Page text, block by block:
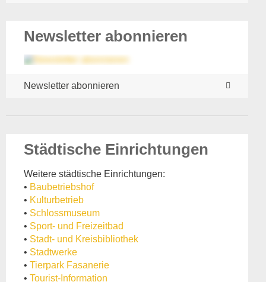
Newsletter abonnieren
Newsletter abonnieren
Städtische Einrichtungen
Weitere städtische Einrichtungen:
• Baubetriebshof
• Kulturbetrieb
• Schlossmuseum
• Sport- und Freizeitbad
• Stadt- und Kreisbibliothek
• Stadtwerke
• Tierpark Fasanerie
• Tourist-Information